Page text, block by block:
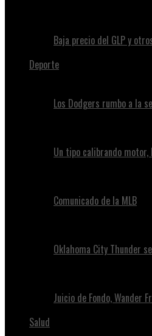
Baja precio del GLP y
Deporte
Los Dodgers rumbo a la
Un tipo calibrando
Comunicado de la MLB
Oklahoma City Thunder
Juicio de Fondo, Wander
Salud